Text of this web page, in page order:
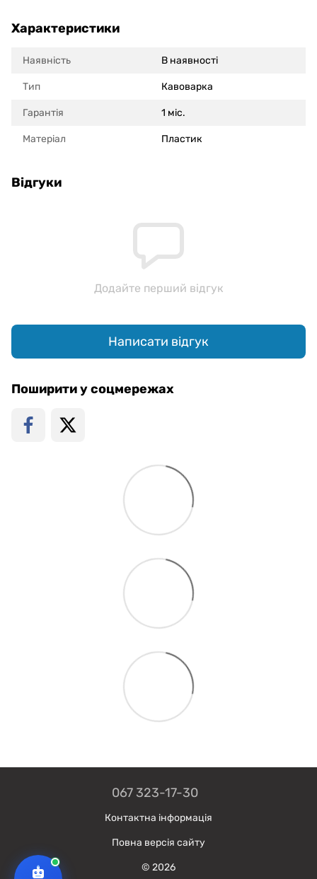
Характеристики
Наявність В наявності
Тип Кавоварка
Гарантія 1 міс.
Матеріал Пластик
Відгуки
Додайте перший відгук
Написати відгук
Поширити у соцмережах
067 323-17-30
Контактна інформація
Повна версія сайту
© 2026